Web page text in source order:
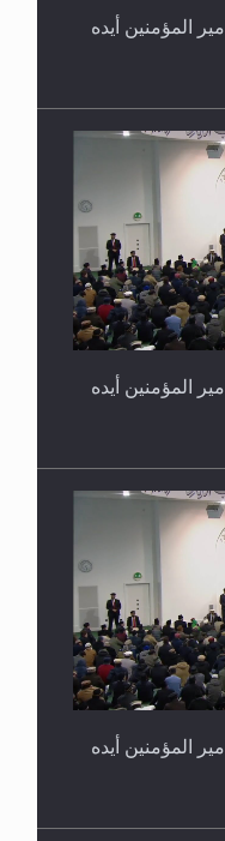
المؤمنين أيده
المؤمنين أيده
المؤمنين أيده